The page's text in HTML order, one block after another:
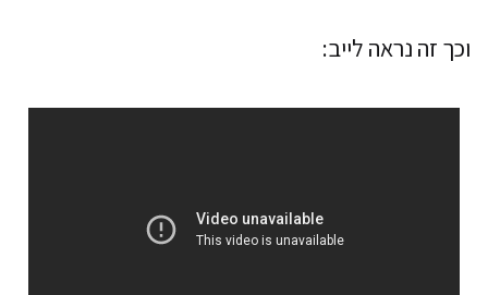
וכך זה נראה לייב: